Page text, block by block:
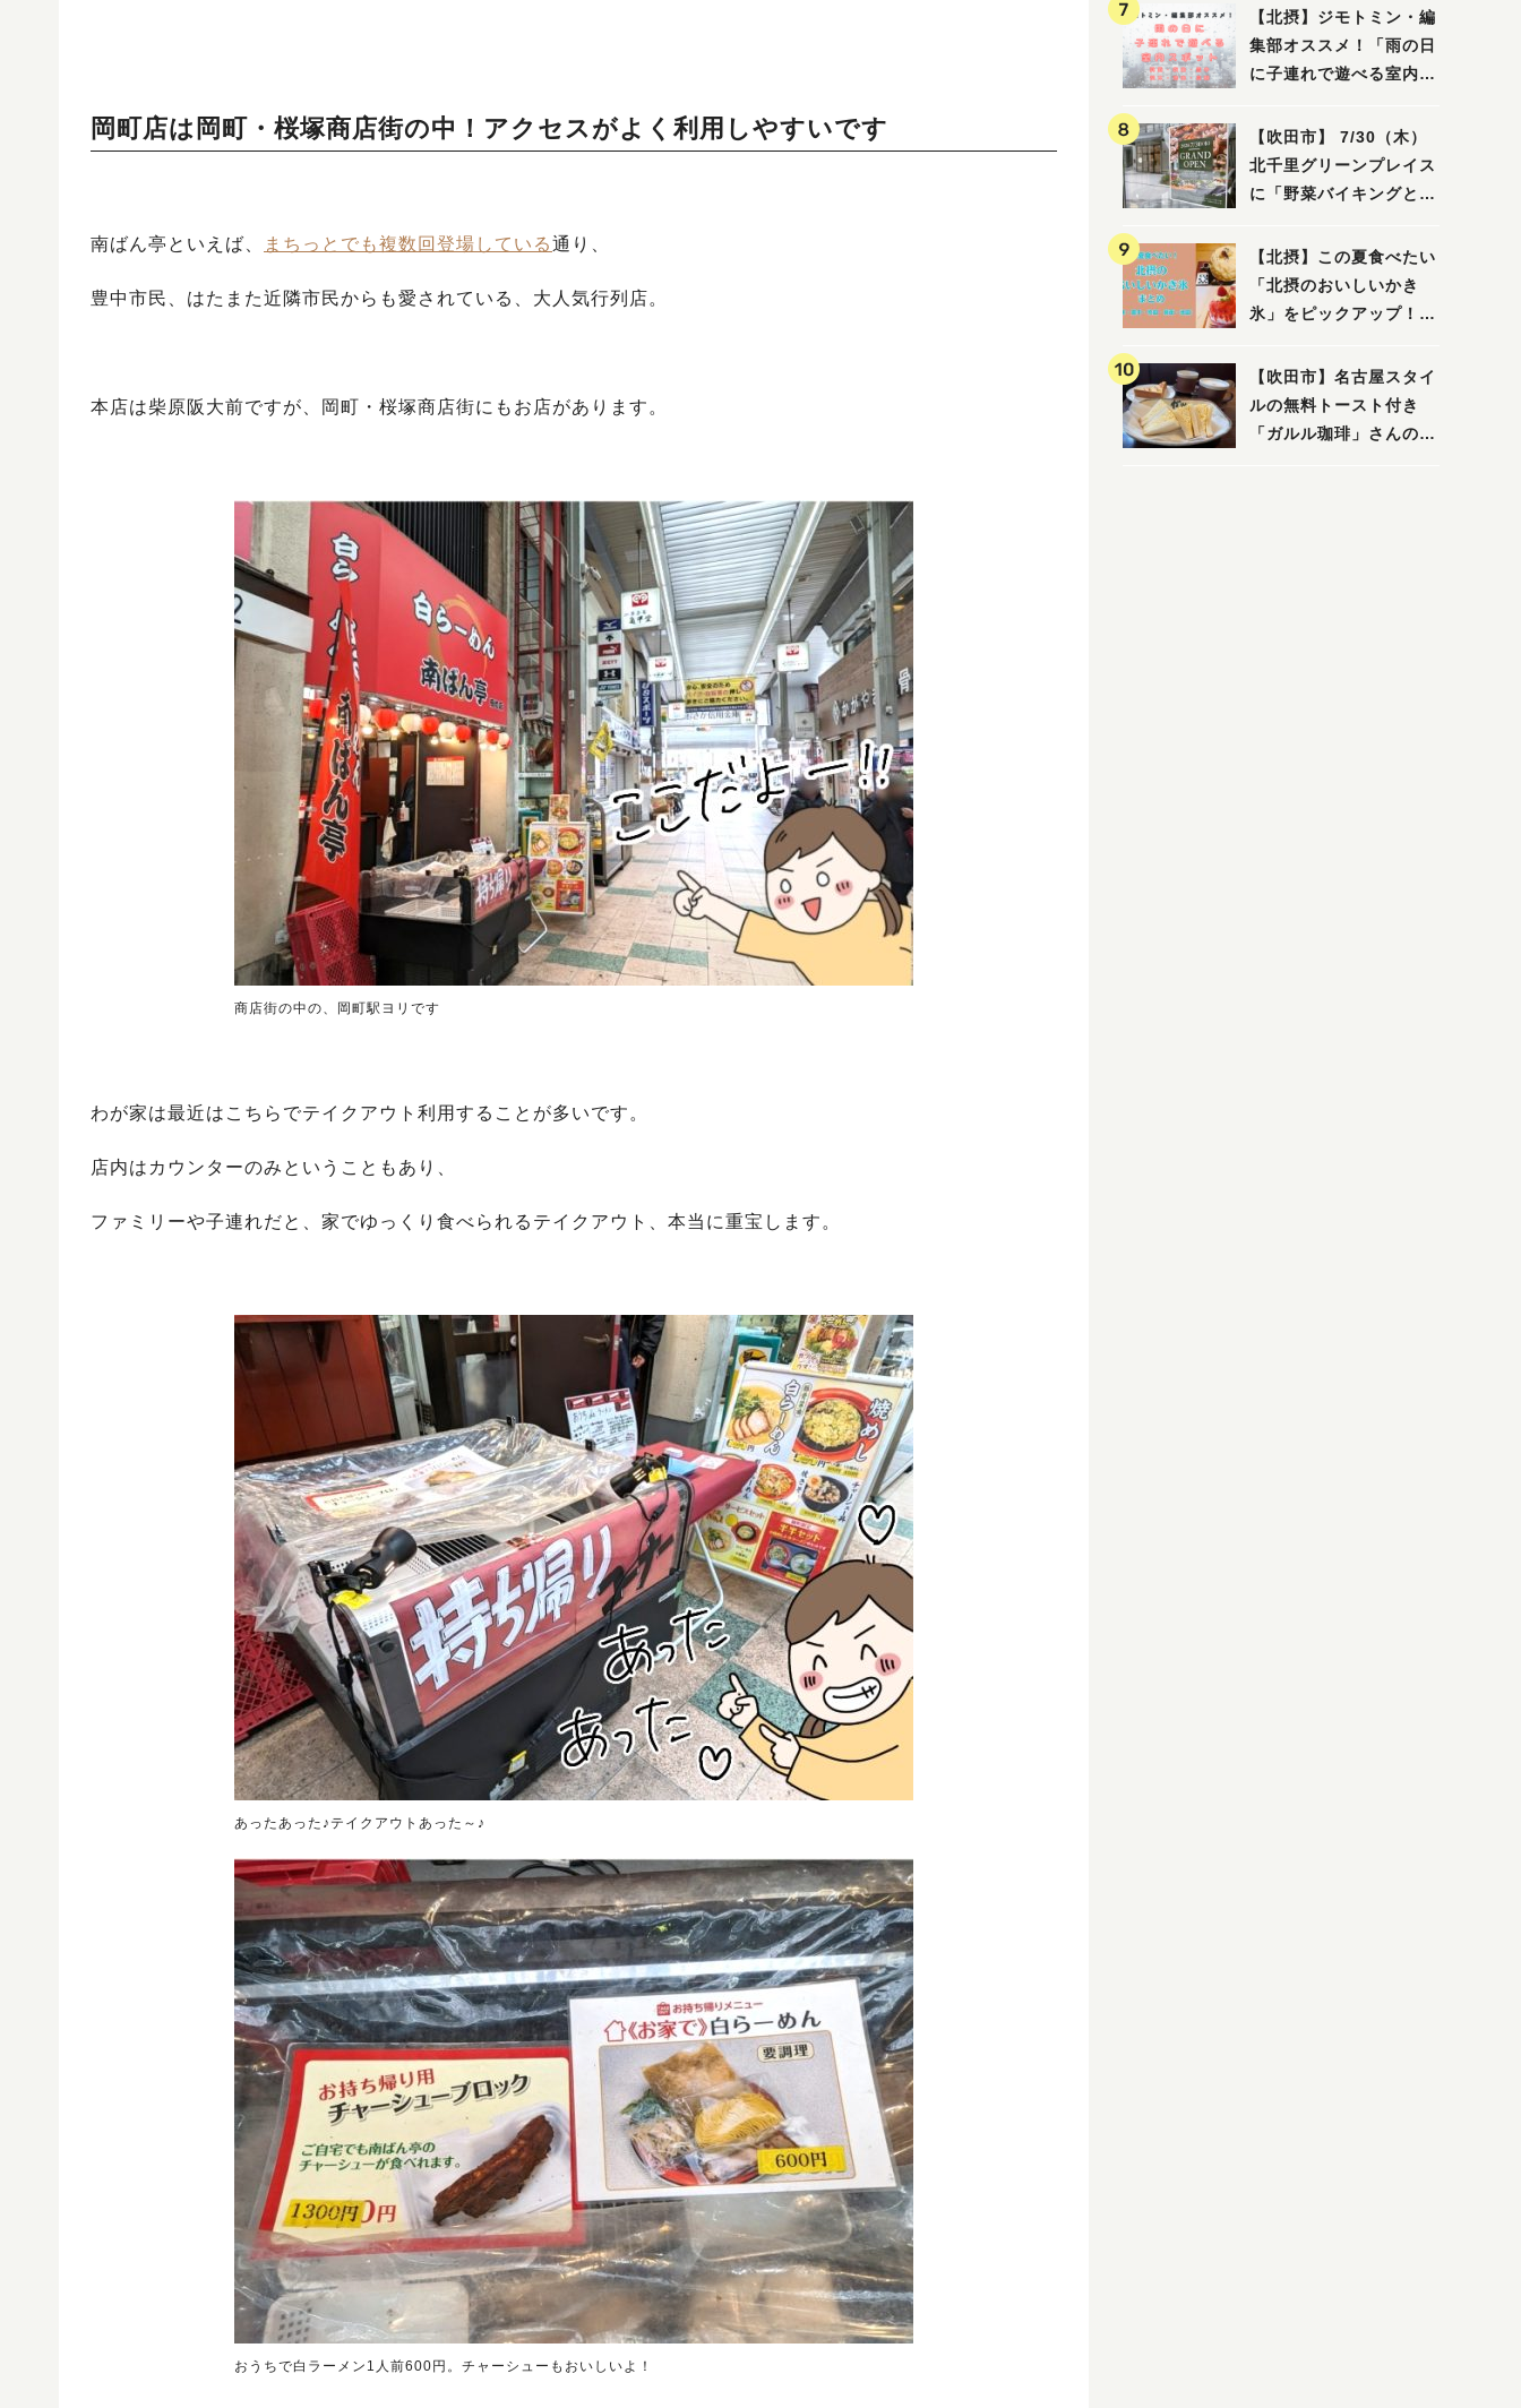
岡町店は岡町・桜塚商店街の中！アクセスがよく利用しやすいです
南ばん亭といえば、 まちっとでも複数回登場している通り、
豊中市民、はたまた近隣市民からも愛されている、大人気行列店。
本店は柴原阪大前ですが、岡町・桜塚商店街にもお店があります。
商店街の中の、岡町駅ヨリです
わが家は最近はこちらでテイクアウト利用することが多いです。
店内はカウンターのみということもあり、
ファミリーや子連れだと、家でゆっくり食べられるテイクアウト、本当に重宝します。
あったあった♪テイクアウトあった～♪
おうちで白ラーメン1人前600円。チャーシューもおいしいよ！
吹田・茨木・高槻）
【北摂】ジモトミン・編
集部オススメ！「雨の日
に子連れで遊べる室内ス
箕面・吹田・豊中・茨
木・池田）
【吹田市】 7/30（木）
北千里グリーンプレイス
に「野菜バイキングと飲
里店」がオープン予定！
【北摂】この夏食べたい
「北摂のおいしいかき
氷」をピックアップ！
面・池田）
【吹田市】名古屋スタイ
ルの無料トースト付き
「ガルル珈琲」さんのお